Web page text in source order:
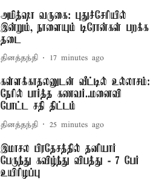
அமித்ஷா வருகை: புதுச்சேரியில்
இன்றும், நாளையும் டிரோன்கள் பறக்க
தடை
தினத்தந்தி 17 minutes ago
கள்ளக்காதலனுடன் வீட்டில் உல்லாசம்:
நேரில் பார்த்த கணவர்..மனைவி
போட்ட சதி திட்டம்
தினத்தந்தி 25 minutes ago
இமாசல பிரதேசத்தில் தனியார்
பேருந்து கவிழ்ந்து விபத்து - 7 பேர்
உயிரிழப்பு